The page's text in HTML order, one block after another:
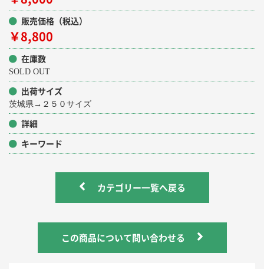
販売価格（税込）
￥8,800
在庫数
SOLD OUT
出荷サイズ
茨城県→２５０サイズ
詳細
キーワード
カテゴリー一覧へ戻る
この商品について問い合わせる